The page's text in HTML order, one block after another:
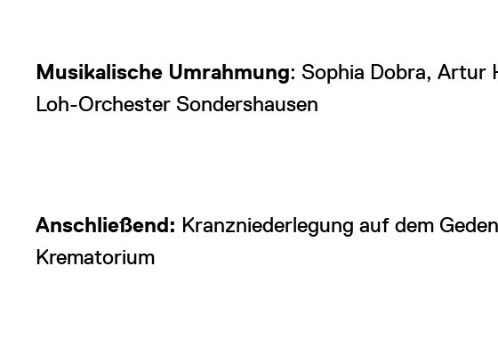
Musikalische Umrahmung: Sophia Dobra, Artur
Loh-Orchester Sondershausen
Anschließend: Kranzniederlegung auf dem
Krematorium